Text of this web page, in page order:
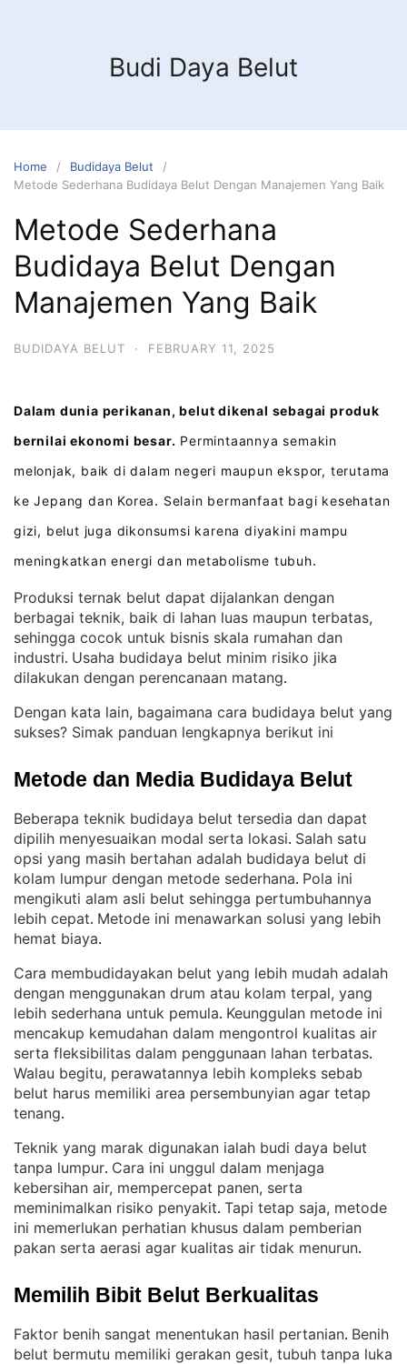
Budi Daya Belut
Home
Budidaya Belut
Metode Sederhana Budidaya Belut Dengan Manajemen Yang Baik
Metode Sederhana
Budidaya Belut Dengan
Manajemen Yang Baik
BUDIDAYA BELUT · FEBRUARY 11, 2025
Dalam dunia perikanan, belut dikenal sebagai produk
bernilai ekonomi besar. Permintaannya semakin
melonjak, baik di dalam negeri maupun ekspor, terutama
ke Jepang dan Korea. Selain bermanfaat bagi kesehatan
gizi, belut juga dikonsumsi karena diyakini mampu
meningkatkan energi dan metabolisme tubuh.
Produksi ternak belut dapat dijalankan dengan
berbagai teknik, baik di lahan luas maupun terbatas,
sehingga cocok untuk bisnis skala rumahan dan
industri. Usaha budidaya belut minim risiko jika
dilakukan dengan perencanaan matang.
Dengan kata lain, bagaimana cara budidaya belut yang
sukses? Simak panduan lengkapnya berikut ini
Metode dan Media Budidaya Belut
Beberapa teknik budidaya belut tersedia dan dapat
dipilih menyesuaikan modal serta lokasi. Salah satu
opsi yang masih bertahan adalah budidaya belut di
kolam lumpur dengan metode sederhana. Pola ini
mengikuti alam asli belut sehingga pertumbuhannya
lebih cepat. Metode ini menawarkan solusi yang lebih
hemat biaya.
Cara membudidayakan belut yang lebih mudah adalah
dengan menggunakan drum atau kolam terpal, yang
lebih sederhana untuk pemula. Keunggulan metode ini
mencakup kemudahan dalam mengontrol kualitas air
serta fleksibilitas dalam penggunaan lahan terbatas
Walau begitu, perawatannya lebih kompleks sebab
belut harus memiliki area persembunyian agar tetap
tenang.
Teknik yang marak digunakan ialah budi daya belut
tanpa lumpur. Cara ini unggul dalam menjaga
kebersihan air, mempercepat panen, serta
meminimalkan risiko penyakit. Tapi tetap saja, metode
ini memerlukan perhatian khusus dalam pemberian
pakan serta aerasi agar kualitas air tidak menurun.
Memilih Bibit Belut Berkualitas
Faktor benih sangat menentukan hasil pertanian. Benih
belut bermutu memiliki gerakan gesit, tubuh tanpa luka